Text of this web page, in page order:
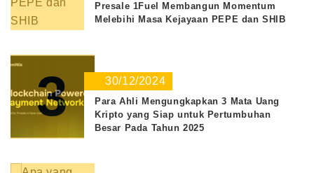
Presale 1Fuel Membangun Momentum
Melebihi Masa Kejayaan PEPE dan SHIB
3 30/12/2024
Para Ahli Mengungkapkan 3 Mata Uang
Kripto yang Siap untuk Pertumbuhan
Besar Pada Tahun 2025